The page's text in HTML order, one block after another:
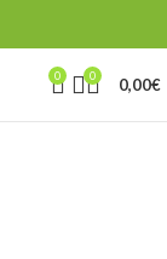
0 0 0,00€